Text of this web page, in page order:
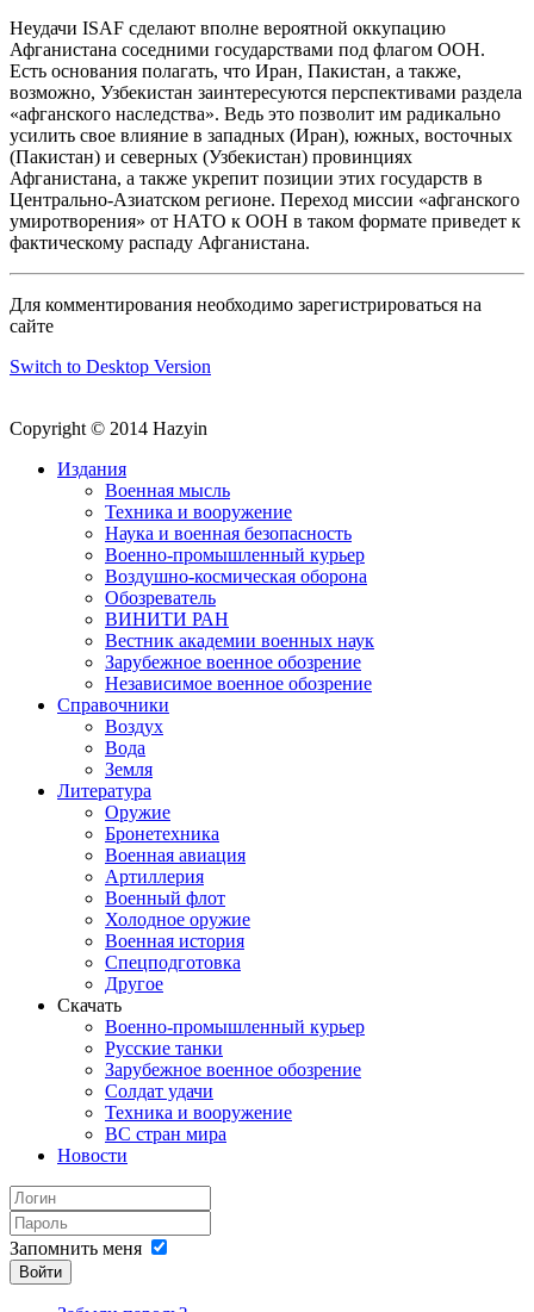
Неудачи ISAF сделают вполне вероятной оккупацию
Афганистана соседними государствами под флагом ООН.
Есть основания полагать, что Иран, Пакистан, а также,
возможно, Узбекистан заинтересуются перспективами раздела
«афганского наследства». Ведь это позволит им радикально
усилить свое влияние в западных (Иран), южных, восточных
(Пакистан) и северных (Узбекистан) провинциях
Афганистана, а также укрепит позиции этих государств в
Центрально-Азиатском регионе. Переход миссии «афганского
умиротворения» от НАТО к ООН в таком формате приведет к
фактическому распаду Афганистана.
Для комментирования необходимо зарегистрироваться на
сайте
Switch to Desktop Version
Copyright © 2014 Hazyin
Издания
Военная мысль
Техника и вооружение
Наука и военная безопасность
Военно-промышленный курьер
Воздушно-космическая оборона
Обозреватель
ВИНИТИ РАН
Вестник академии военных наук
Зарубежное военное обозрение
Независимое военное обозрение
Справочники
Воздух
Вода
Земля
Литература
Оружие
Бронетехника
Военная авиация
Артиллерия
Военный флот
Холодное оружие
Военная история
Спецподготовка
Другое
Скачать
Военно-промышленный курьер
Русские танки
Зарубежное военное обозрение
Солдат удачи
Техника и вооружение
ВС стран мира
Новости
Запомнить меня
Войти